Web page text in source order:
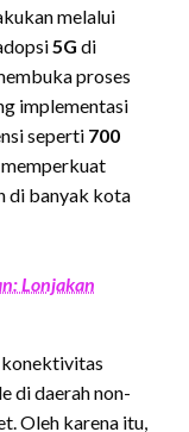
melalui
5G di
proses
implementasi
seperti 700
di banyak kota
Lonjakan
konektivitas
di daerah non-
Oleh karena itu,